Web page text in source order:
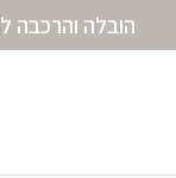
הובלה והרכבה לכל